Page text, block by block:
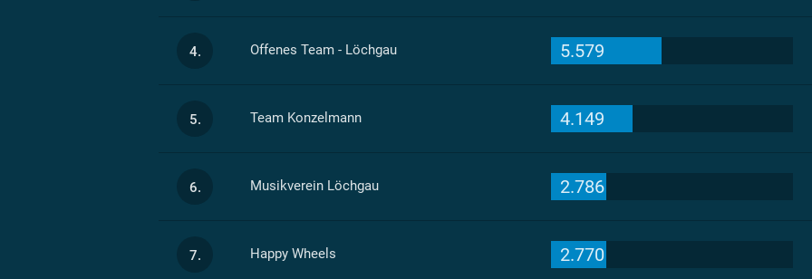
4. Offenes Team - Löchgau 5.579
5. Team Konzelmann 4.149
6. Musikverein Löchgau 2.786
7. Happy Wheels 2.770